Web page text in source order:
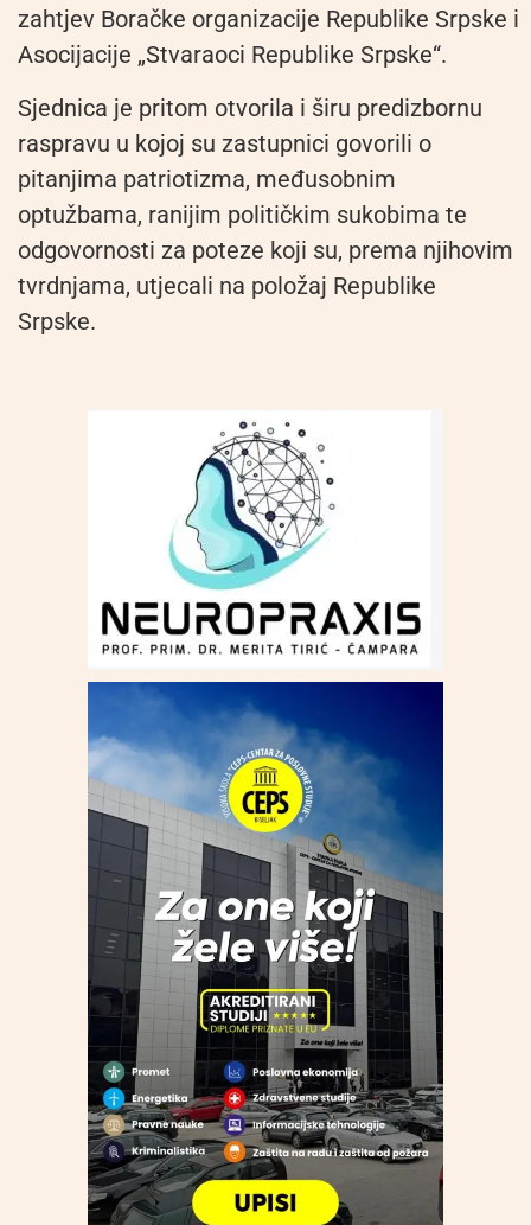
zahtjev Boračke organizacije Republike Srpske i
Asocijacije „Stvaraoci Republike Srpske“.
Sjednica je pritom otvorila i širu predizbornu
raspravu u kojoj su zastupnici govorili o
pitanjima patriotizma, međusobnim
optužbama, ranijim političkim sukobima te
odgovornosti za poteze koji su, prema njihovim
tvrdnjama, utjecali na položaj Republike
Srpske.